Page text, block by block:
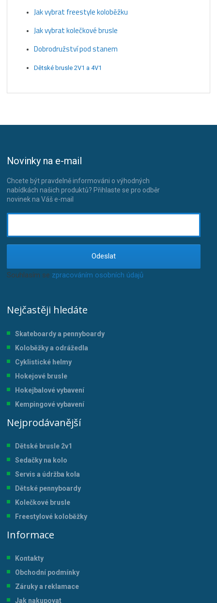
Jak vybrat freestyle koloběžku
Jak vybrat kolečkové brusle
Dobrodružství pod stanem
Dětské brusle 2V1 a 4V1
Novinky na e-mail
Chcete být pravdelně informováni o výhodných
nabídkách našich produktů? Přihlaste se pro odběr
novinek na Váš e-mail
Odeslat
Souhlasím se zpracováním osobních údajů.
Nejčastěji hledáte
Skateboardy a pennyboardy
Koloběžky a odrážedla
Cyklistické helmy
Hokejové brusle
Hokejbalové vybavení
Kempingové vybavení
Nejprodávanější
Dětské brusle 2v1
Sedačky na kolo
Servis a údržba kola
Dětské pennyboardy
Kolečkové brusle
Freestylové koloběžky
Informace
Kontakty
Obchodní podmínky
Záruky a reklamace
Jak nakupovat